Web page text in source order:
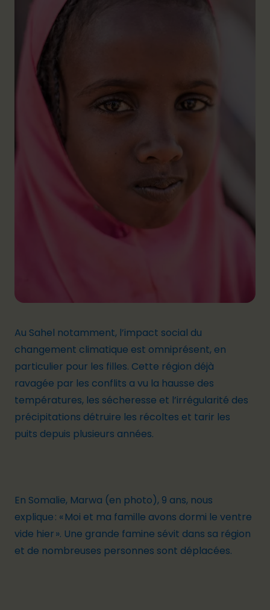
Au Sahel notamment, l’impact social du
changement climatique est omniprésent, en
particulier pour les filles. Cette région déjà
ravagée par les conflits a vu la hausse des
températures, les sécheresse et l’irrégularité des
précipitations détruire les récoltes et tarir les
puits depuis plusieurs années.
En Somalie, Marwa (en photo), 9 ans, nous
explique : « Moi et ma famille avons dormi le ventre
vide hier ». Une grande famine sévit dans sa région
et de nombreuses personnes sont déplacées.